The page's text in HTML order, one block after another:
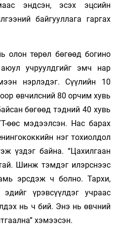
эндсэн, эсэх эцсийн
байгууллага гаргах
олон төрөл бөгөөд богино
учруулдгийг эмч нар
нэрлэдэг. Сүүлийн 10
өвчилсний 80 орчим хувь
бөгөөд тэдний 40 хувь
өөс мэдээлсэн. Нас барах
нэг тохиолдол
үздэг байна. “Цахилгаан
Шинж тэмдэг илэрснээс
эрсдэж ч болно. Тархи,
үрэвсүүлдэг учраас
нь ч бий. Энэ нь өвчний
хэмээсэн.